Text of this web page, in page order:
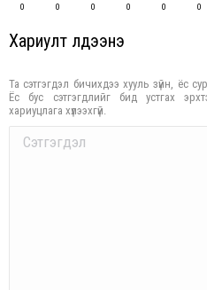
0 0 0 0 0 0
Хариулт үлдээнэ үү
Та сэтгэгдэл бичихдээ хууль зүйн, ёс
Ёс бус сэтгэгдлийг бид устгах
хариуцлага хүлээхгүй.
Comment